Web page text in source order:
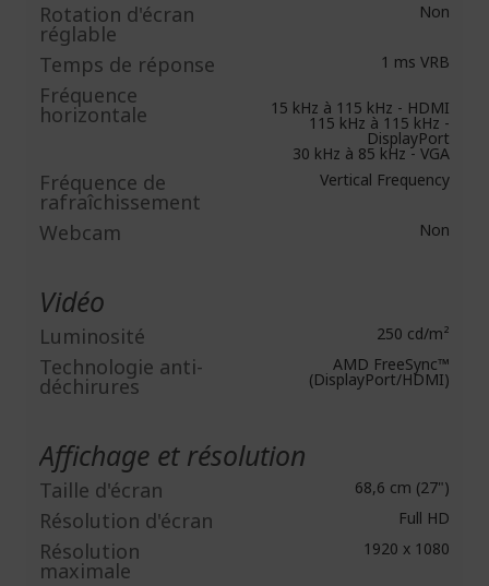
Rotation d'écran
réglable
Non
Temps de réponse 1 ms VRB
Fréquence
horizontale 15 kHz à 115 kHz - HDMI
115 kHz à 115 kHz -
DisplayPort
30 kHz à 85 kHz - VGA
Fréquence de
rafraîchissement
Vertical Frequency
Webcam Non
Vidéo
Luminosité 250 cd/m²
Technologie anti-
déchirures
AMD FreeSync™
(DisplayPort/HDMI)
Affichage et résolution
Taille d'écran 68,6 cm (27")
Résolution d'écran Full HD
Résolution
maximale
1920 x 1080